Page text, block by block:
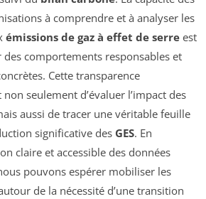
à comprendre et à analyser les
émissions de gaz à effet de serre est
comportements responsables et
Cette transparence
seulement d’évaluer l’impact des
aussi de tracer une véritable feuille
significative des GES. En
claire et accessible des données
pouvons espérer mobiliser les
de la nécessité d’une transition